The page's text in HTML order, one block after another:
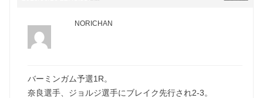
NORICHAN
バーミンガム予選1R。
奈良選手、ジョルジ選手にブレイク先行され2-3。